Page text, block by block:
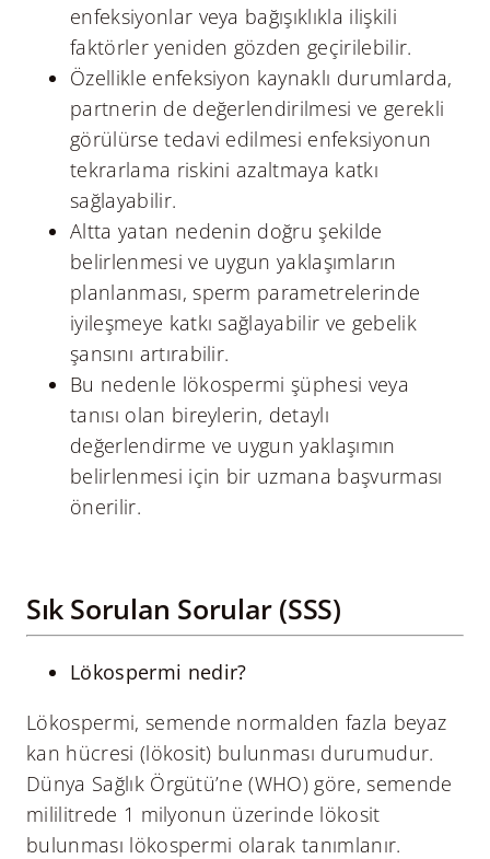
enfeksiyonlar veya bağışıklıkla ilişkili
faktörler yeniden gözden geçirilebilir.
Özellikle enfeksiyon kaynaklı durumlarda,
partnerin de değerlendirilmesi ve gerekli
görülürse tedavi edilmesi enfeksiyonun
tekrarlama riskini azaltmaya katkı
sağlayabilir.
Altta yatan nedenin doğru şekilde
belirlenmesi ve uygun yaklaşımların
planlanması, sperm parametrelerinde
iyileşmeye katkı sağlayabilir ve gebelik
şansını artırabilir.
Bu nedenle lökospermi şüphesi veya
tanısı olan bireylerin, detaylı
değerlendirme ve uygun yaklaşımın
belirlenmesi için bir uzmana başvurması
önerilir.
Sık Sorulan Sorular (SSS)
Lökospermi nedir?
Lökospermi, semende normalden fazla beyaz
kan hücresi (lökosit) bulunması durumudur.
Dünya Sağlık Örgütü’ne (WHO) göre, semende
mililitrede 1 milyonun üzerinde lökosit
bulunması lökospermi olarak tanımlanır.